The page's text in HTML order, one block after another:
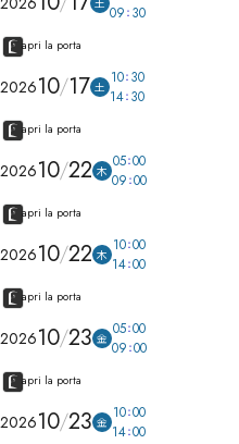
土 09 30
apri la porta
202610 17 土 10 30
14 30
apri la porta
202610 22 木 05 00
09 00
apri la porta
202610 22 木 10 00
14 00
apri la porta
202610 23 金 05 00
09 00
apri la porta
202610 23 金 10 00
14 00